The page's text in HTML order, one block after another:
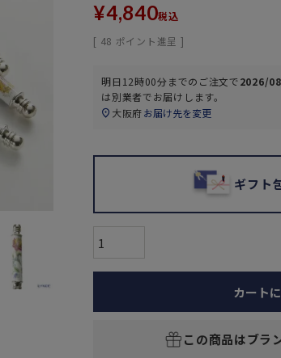
¥4,840税込
[ 48 ポイント進呈 ]
明日 12時00分までのご注文で2026/
は別業者でお届けします。
大阪府お届け先を変更
ギフト
カート
この商品はブラ